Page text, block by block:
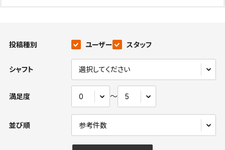
投稿種別 ユーザー スタッフ
シャフト
満足度 〜
並び順